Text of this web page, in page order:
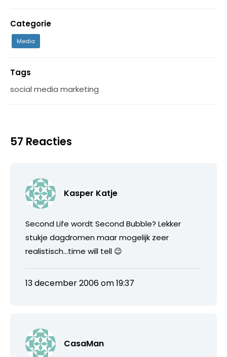
Categorie
Media
Tags
social media marketing
57 Reacties
Kasper Katje
Second Life wordt Second Bubble? Lekker
stukje dagdromen maar mogelijk zeer
realistisch…time will tell 😉
13 december 2006 om 19:37
CasaMan